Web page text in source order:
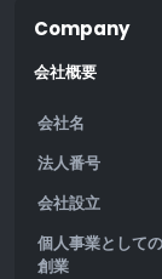
Company
会社概要
会社名
法人番号
会社設立
個人事業としての
創業